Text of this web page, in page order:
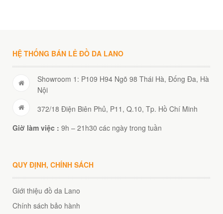
HỆ THỐNG BÁN LẺ ĐỒ DA LANO
Showroom 1: P109 H94 Ngõ 98 Thái Hà, Đống Đa, Hà
Nội
372/18 Điện Biên Phủ, P11, Q.10, Tp. Hồ Chí Minh
Giờ làm việc : 9h – 21h30 các ngày trong tuần
QUY ĐỊNH, CHÍNH SÁCH
Giới thiệu đồ da Lano
Chính sách bảo hành